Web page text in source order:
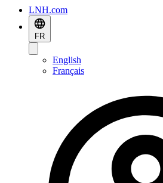
LNH.com
FR
English
Français